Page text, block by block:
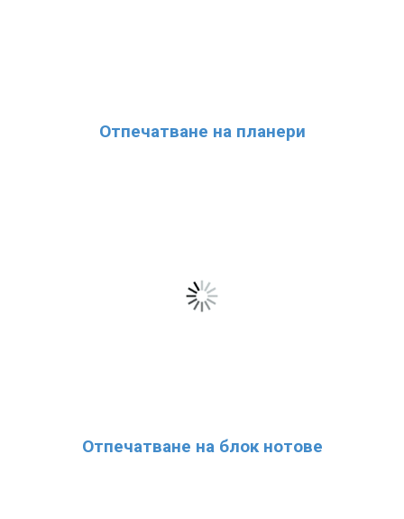
Отпечатване на планери
Отпечатване на блок нотове